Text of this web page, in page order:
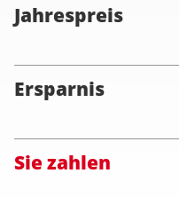
Jahrespreis
Ersparnis
Sie zahlen